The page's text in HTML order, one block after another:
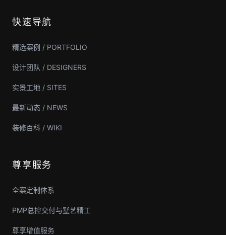
快速导航
精选案例 / PORTFOLIO
设计团队 / DESIGNERS
实景工地 / SITES
最新动态 / NEWS
装修百科 / WIKI
尊享服务
全案定制体系
PMP总控交付与墅艺精工
尊享增值服务